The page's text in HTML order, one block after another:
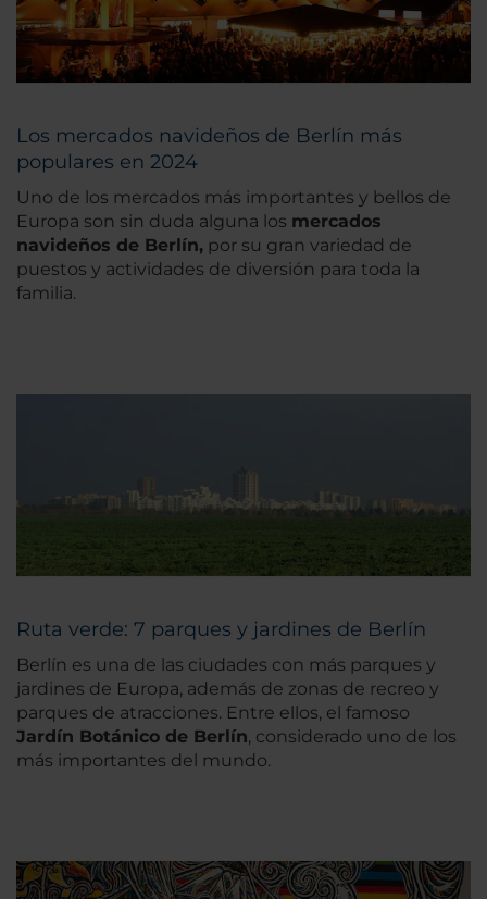
Los mercados navideños de Berlín más
populares en 2024
Uno de los mercados más importantes y bellos de
Europa son sin duda alguna los mercados
navideños de Berlín, por su gran variedad de
puestos y actividades de diversión para toda la
familia.
Ruta verde: 7 parques y jardines de Berlín
Berlín es una de las ciudades con más parques y
jardines de Europa, además de zonas de recreo y
parques de atracciones. Entre ellos, el famoso
Jardín Botánico de Berlín, considerado uno de los
más importantes del mundo.